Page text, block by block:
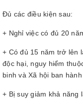
Đủ các điều kiện sau:
+ Nghỉ việc có đủ 20
+ Có đủ 15 năm trở lên
độc hại, nguy hiểm
binh và Xã hội ban hành
+ Bị suy giảm khả năng